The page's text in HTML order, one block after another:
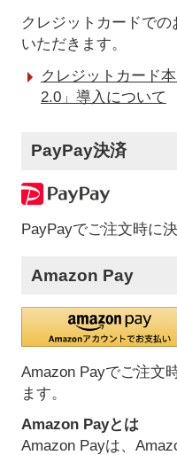
クレジットカードで
いただきます。
クレジットカード
2.0」導入について
PayPay決済
PayPayでご注文時に
Amazon Pay
Amazon Payでご注文
ます。
Amazon Payとは
Amazon Payは、